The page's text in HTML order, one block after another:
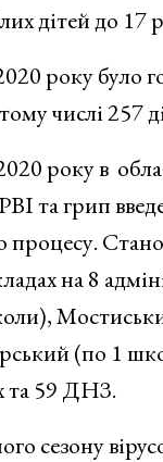
дітей до 17
року було
числі 257
року в
та грип
процесу.
на 8
(по 1
та 59 ДНЗ.
сезону